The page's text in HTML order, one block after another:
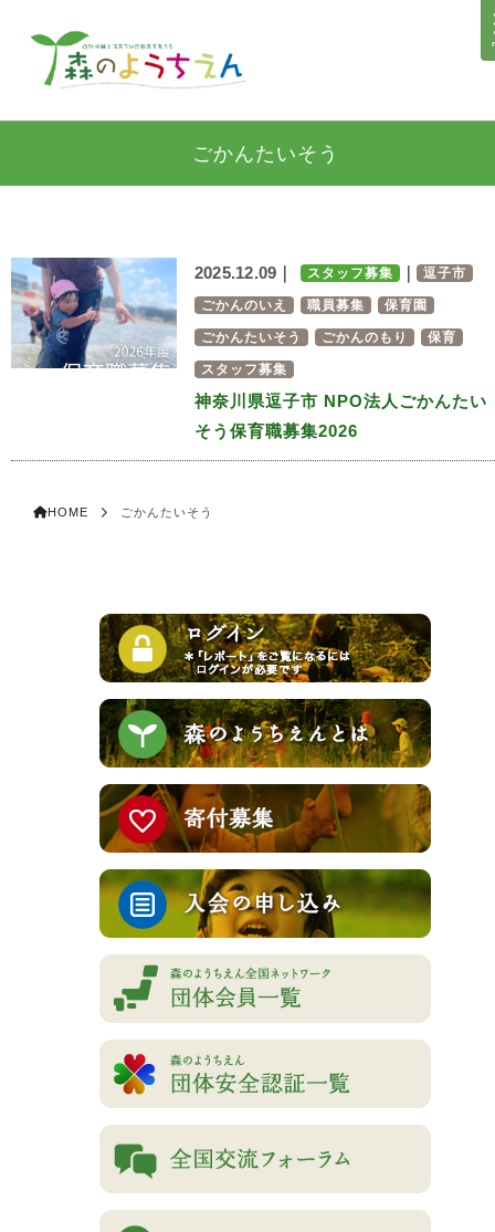
ごかんたいそう
2025.12.09｜ スタッフ募集 ｜ 逗子市
ごかんのいえ 職員募集 保育園
ごかんたいそう ごかんのもり 保育
スタッフ募集
神奈川県逗子市 NPO法人ごかんたい
そう保育職募集2026
HOME ごかんたいそう